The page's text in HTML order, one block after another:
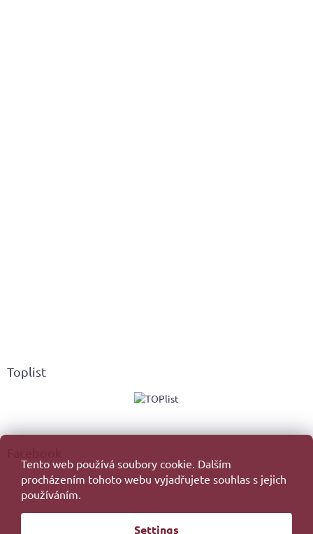
Tento web používá soubory cookie. Dalším
procházením tohoto webu vyjadřujete souhlas s jejich
používáním.
Settings
Toplist
Created by Shoptet